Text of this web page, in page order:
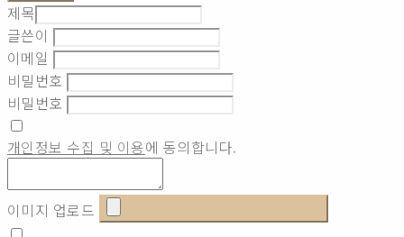
제목
글쓴이
이메일
비밀번호
비밀번호
개인정보 수집 및 이용에 동의합니다.
이미지 업로드